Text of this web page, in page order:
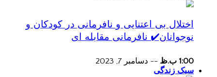
اختلال بی اعتنایی و نافرمانی در کودکان و
نوجوانان✔️ نافرمانی مقابله ای
1:00 ب.ظ -- دسامبر 7, 2023
سبک زندگی